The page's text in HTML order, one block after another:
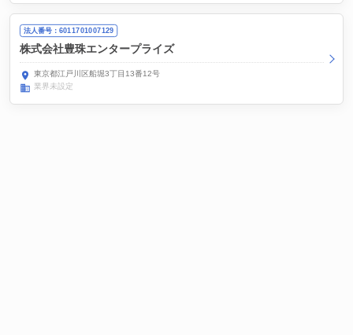
法人番号：6011701007129
株式会社豊珠エンタープライズ
東京都江戸川区船堀3丁目13番12号
業界未設定